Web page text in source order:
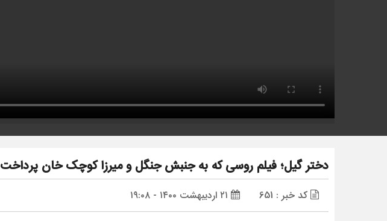
دختر گیل؛ فیلم روسی که به جنبش جنگل و میرزا کوچک خان پرداخت
کد خبر : 651